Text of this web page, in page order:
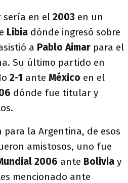
sería en el 2003 en un
Libia dónde ingresó sobre
a Pablo Aimar para el
Su último partido en
2-1 ante México en el
dónde fue titular y
para la Argentina, de esos
amistosos, uno fue
2006 ante Bolivia y
mencionado ante